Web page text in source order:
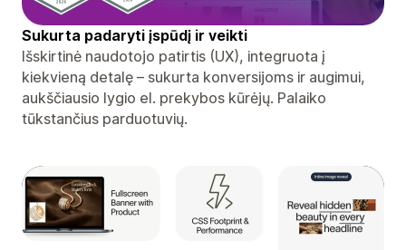
Sukurta padaryti įspūdį ir veikti
Išskirtinė naudotojo patirtis (UX), integruota į
kiekvieną detalę – sukurta konversijoms ir augimui,
aukščiausio lygio el. prekybos kūrėjų. Palaiko
tūkstančius parduotuvių.